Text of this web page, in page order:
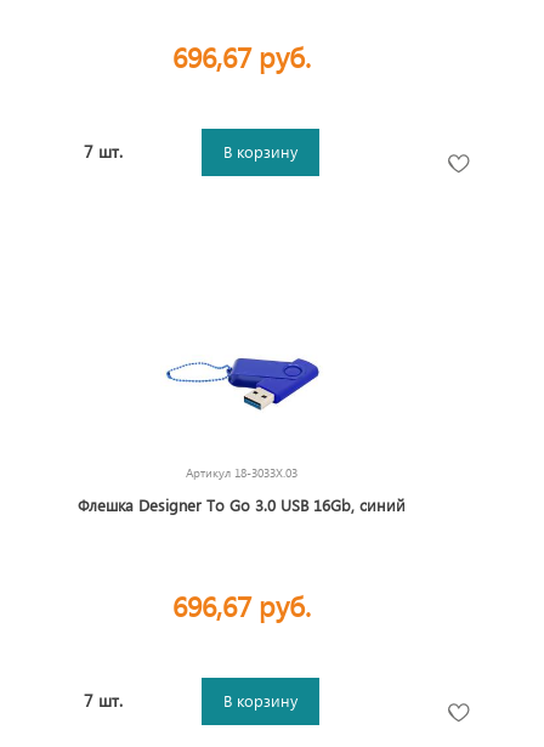
696,67 руб.
7 шт. В корзину
Артикул 18-3033X.03
Флешка Designer To Go 3.0 USB 16Gb, синий
696,67 руб.
7 шт. В корзину